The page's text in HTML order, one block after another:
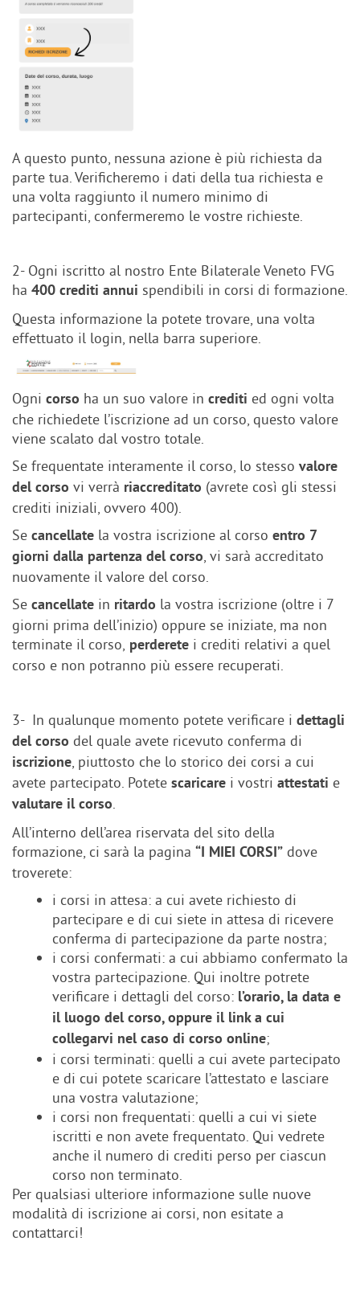
A questo punto, nessuna azione è più richiesta da
parte tua. Verificheremo i dati della tua richiesta e
una volta raggiunto il numero minimo di
partecipanti, confermeremo le vostre richieste.
2- Ogni iscritto al nostro Ente Bilaterale Veneto FVG
ha 400 crediti annui spendibili in corsi di formazione.
Questa informazione la potete trovare, una volta
effettuato il login, nella barra superiore.
Ogni corso ha un suo valore in crediti ed ogni volta
che richiedete l’iscrizione ad un corso, questo valore
viene scalato dal vostro totale.
Se frequentate interamente il corso, lo stesso valore
del corso vi verrà riaccreditato (avrete così gli stessi
crediti iniziali, ovvero 400).
Se cancellate la vostra iscrizione al corso entro 7
giorni dalla partenza del corso, vi sarà accreditato
nuovamente il valore del corso.
Se cancellate in ritardo la vostra iscrizione (oltre i 7
giorni prima dell’inizio) oppure se iniziate, ma non
terminate il corso, perderete i crediti relativi a quel
corso e non potranno più essere recuperati.
3- In qualunque momento potete verificare i dettagli
del corso del quale avete ricevuto conferma di
iscrizione, piuttosto che lo storico dei corsi a cui
avete partecipato. Potete scaricare i vostri attestati e
valutare il corso.
All’interno dell’area riservata del sito della
formazione, ci sarà la pagina “I MIEI CORSI” dove
troverete:
i corsi in attesa: a cui avete richiesto di
partecipare e di cui siete in attesa di ricevere
conferma di partecipazione da parte nostra;
i corsi confermati: a cui abbiamo confermato la
vostra partecipazione. Qui inoltre potrete
verificare i dettagli del corso: l’orario, la data e
il luogo del corso, oppure il link a cui
collegarvi nel caso di corso online;
i corsi terminati: quelli a cui avete partecipato
e di cui potete scaricare l’attestato e lasciare
una vostra valutazione;
i corsi non frequentati: quelli a cui vi siete
iscritti e non avete frequentato. Qui vedrete
anche il numero di crediti perso per ciascun
corso non terminato.
Per qualsiasi ulteriore informazione sulle nuove
modalità di iscrizione ai corsi, non esitate a
contattarci!